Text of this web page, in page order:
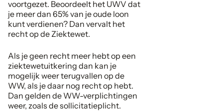
voortgezet. Beoordeelt het UWV dat
je meer dan 65% van je oude loon
kunt verdienen? Dan vervalt het
recht op de Ziektewet.
Als je geen recht meer hebt op een
ziektewetuitkering dan kan je
mogelijk weer terugvallen op de
WW, als je daar nog recht op hebt.
Dan gelden de WW-verplichtingen
weer, zoals de sollicitatieplicht.